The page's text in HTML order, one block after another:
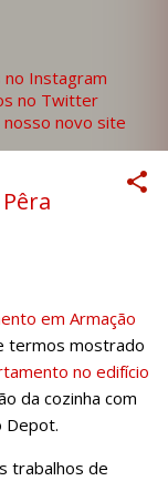
em Armação
termos mostrado
no edifício
da cozinha com
Depot.
trabalhos de